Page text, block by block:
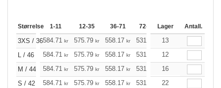
Størrelse 1-11 12-35 36-71 72-143 144-287
Lager Antall.
3XS / 36584.71 kr 575.79 kr 558.17 kr 531.52 504.98
13
L / 46
584.71 kr 575.79 kr 558.17 kr 531.52 504.98
12
M / 44
584.71 kr 575.79 kr 558.17 kr 531.52 504.98
16
S / 42
584.71 kr 575.79 kr 558.17 kr 531.52 504.98
22